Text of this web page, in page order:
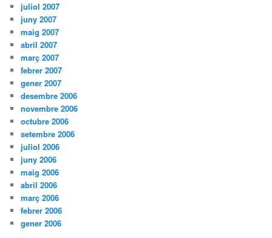
juliol 2007
juny 2007
maig 2007
abril 2007
març 2007
febrer 2007
gener 2007
desembre 2006
novembre 2006
octubre 2006
setembre 2006
juliol 2006
juny 2006
maig 2006
abril 2006
març 2006
febrer 2006
gener 2006